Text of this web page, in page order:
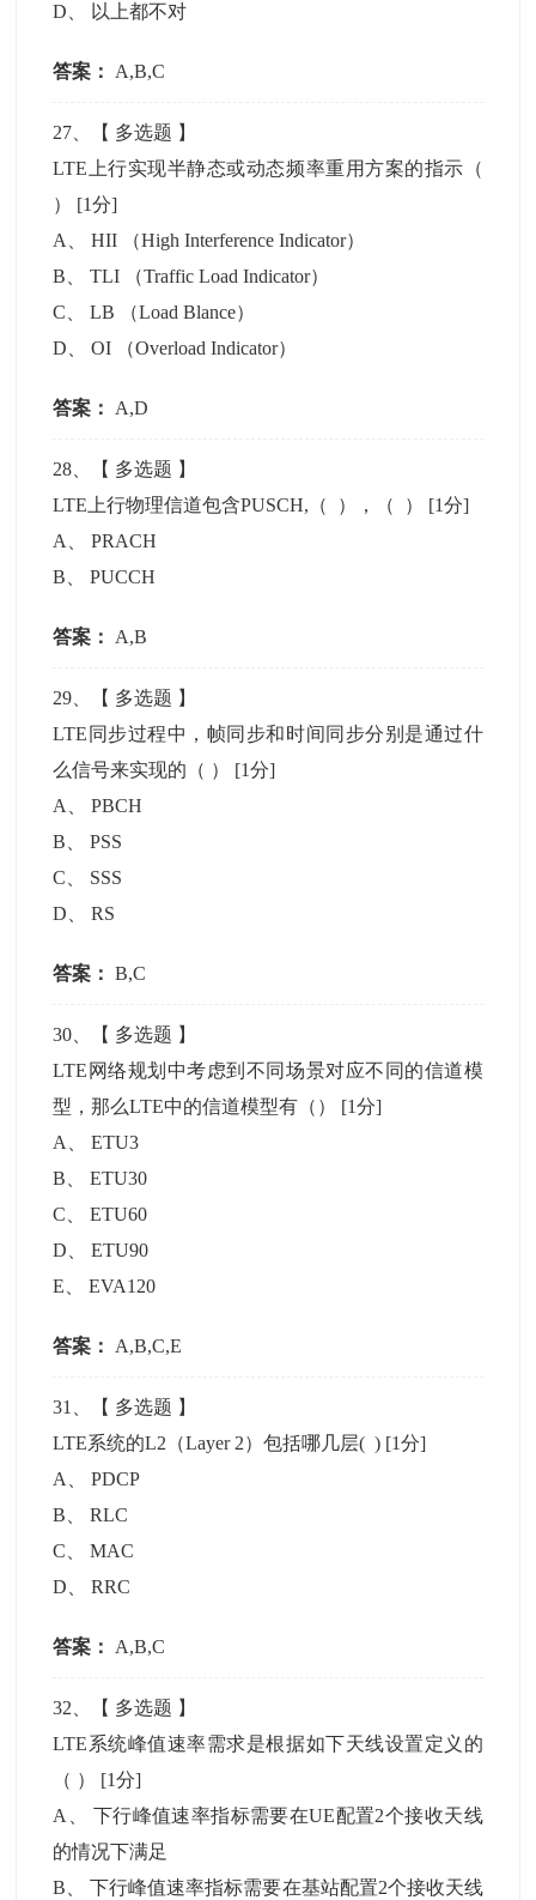
D
以上都不对
答案： A,B,C
27 、【 多选题 】
LTE上行实现半静态或动态频率重用方案的指示（
） [1分]
A
、HII （High Interference Indicator）
B 、TLI （Traffic Load Indicator）
C 、LB （Load Blance）
D 、OI （Overload Indicator）
答案： A,D
28 、【 多选题 】
LTE上行物理信道包含PUSCH,（ ），（ ） [1分]
A
、PRACH
B 、PUCCH
答案： A,B
29 、【 多选题 】
LTE同步过程中，帧同步和时间同步分别是通过什
么信号来实现的（ ） [1分]
A
、PBCH
B 、PSS
C
SSS
D 、RS
答案： B,C
30 、【 多选题 】
LTE网络规划中考虑到不同场景对应不同的信道模
型，那么LTE中的信道模型有（） [1分]
A
、ETU3
B 、ETU30
C 、ETU60
D 、ETU90
E 、EVA120
答案： A,B,C,E
31 、【 多选题 】
LTE系统的L2（Layer 2）包括哪几层( ) [1分]
A
、PDCP
B 、RLC
C 、MAC
D 、RRC
答案： A,B,C
32 、【 多选题 】
LTE系统峰值速率需求是根据如下天线设置定义的
（ ） [1分]
A
下行峰值速率指标需要在UE配置2个接收天线
的情况下满足
B 、下行峰值速率指标需要在基站配置2个接收天线